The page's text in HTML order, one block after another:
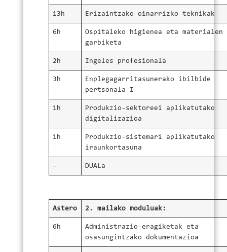
13h Erizaintzako oinarrizko teknikak
6h
Ospitaleko higienea eta materialen
garbiketa
2h Ingeles profesionala
3h
Enplegagarritasunerako ibilbide
pertsonala I
1h
Produkzio-sektoreei aplikatutako
digitalizazioa
1h
Produkzio-sistemari aplikatutako
iraunkortasuna
– DUALa
Astero 2. mailako moduluak:
6h
Administrazio-eragiketak eta
osasungintzako dokumentazioa